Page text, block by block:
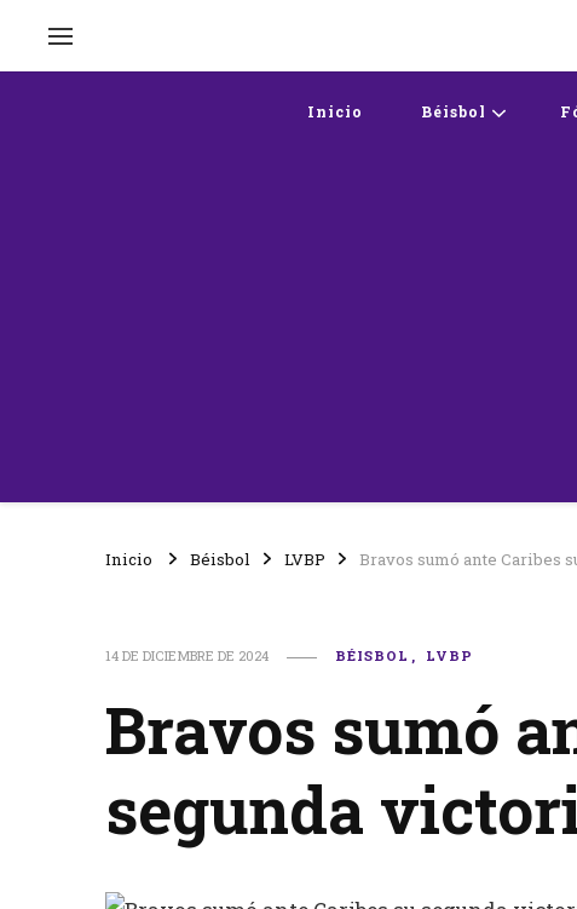
Inicio Béisbol
Inicio Béisbol LVBP Bravos sumó ante Caribes
14 DE DICIEMBRE DE 2024 BÉISBOL LVBP
Bravos sumó
segunda